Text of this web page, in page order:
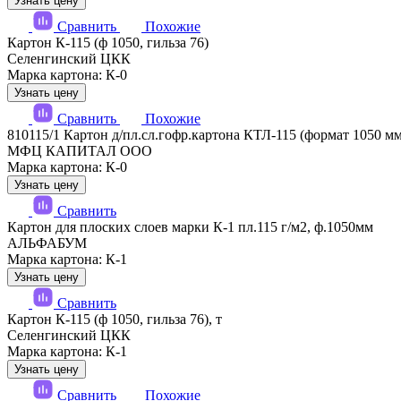
Сравнить
Похожие
Картон К-115 (ф 1050, гильза 76)
Селенгинский ЦКК
Марка картона: К-0
Узнать цену
Сравнить
Похожие
810115/1 Картон д/пл.сл.гофр.картона КТЛ-115 (формат 1050
МФЦ КАПИТАЛ ООО
Марка картона: К-0
Узнать цену
Сравнить
Картон для плоских слоев марки К-1 пл.115 г/м2, ф.1050мм
АЛЬФАБУМ
Марка картона: К-1
Узнать цену
Сравнить
Картон К-115 (ф 1050, гильза 76), т
Селенгинский ЦКК
Марка картона: К-1
Узнать цену
Сравнить Похожие